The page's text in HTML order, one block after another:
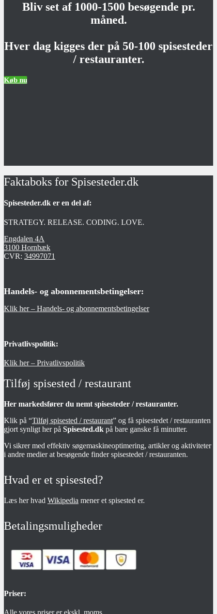
Bliv set af 1000-1500 besøgende pr.
måned.
Hver dag kigges der på 50-100 spisesteder
/ restauranter.
Køb nu
Faktaboks for Spisesteder.dk
Spisesteder.dk er en del af:
STRATEGY. RELEASE. CODING. LOVE.
Engdalen 4A
3100 Hornbæk
CVR: 34997071
Handels- og abonnementsbetingelser:
Klik her – Handels- og abonnementsbetingelser
Privatlivspolitik:
Klik her – Privatlivspolitik
Tilføj spisested / restaurant
Her markedsfører du nemt spisesteder / restauranter.
Klik på “Tilføj spisested / restaurant” og få spisestedet / restauranten
gjort synligt her på Spisested.dk på bare ganske få minutter.
Vi sikrer med effektiv søgemaskineoptimering, artikler og aktiviteter
i andre medier at besøgende finder spisestedet / restauranten.
Hvad er et spisested?
Læs her hvad Wikipedia mener et spisested er.
Betalingsmuligheder
Priser: